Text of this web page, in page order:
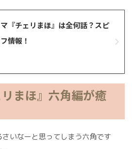
マ『チェリまほ』は全何話？スピ
情報！
まほ』六角編が癒
いなーと思ってしまう六角です